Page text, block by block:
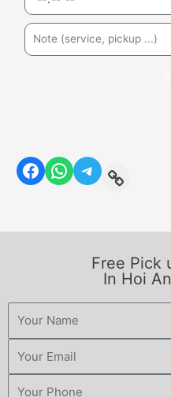
Free Pick
In Hoi